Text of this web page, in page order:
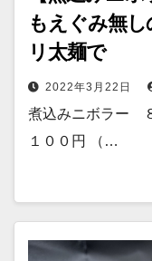
もえぐみ無
リ太麺で
2022年3月22日
煮込みニボラー
１００円 （…